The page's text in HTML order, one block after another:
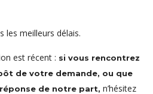
les meilleurs délais.
est récent : si vous rencontrez
de votre demande, ou que
de notre part, n’hésitez